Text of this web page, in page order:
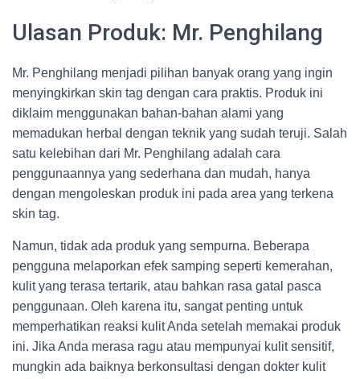
Ulasan Produk: Mr. Penghilang
Mr. Penghilang menjadi pilihan banyak orang yang ingin
menyingkirkan skin tag dengan cara praktis. Produk ini
diklaim menggunakan bahan-bahan alami yang
memadukan herbal dengan teknik yang sudah teruji. Salah
satu kelebihan dari Mr. Penghilang adalah cara
penggunaannya yang sederhana dan mudah, hanya
dengan mengoleskan produk ini pada area yang terkena
skin tag.
Namun, tidak ada produk yang sempurna. Beberapa
pengguna melaporkan efek samping seperti kemerahan,
kulit yang terasa tertarik, atau bahkan rasa gatal pasca
penggunaan. Oleh karena itu, sangat penting untuk
memperhatikan reaksi kulit Anda setelah memakai produk
ini. Jika Anda merasa ragu atau mempunyai kulit sensitif,
mungkin ada baiknya berkonsultasi dengan dokter kulit